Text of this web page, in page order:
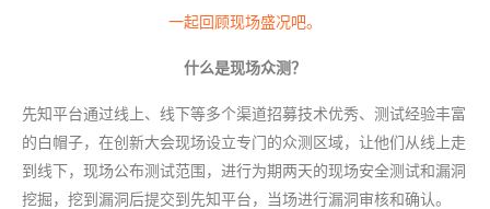
一起回顾现场盛况吧。
什么是现场众测？
先知平台通过线上、线下等多个渠道招募技术优秀、测试经验丰富
的白帽子，在创新大会现场设立专门的众测区域，让他们从线上走
到线下，现场公布测试范围，进行为期两天的现场安全测试和漏洞
挖掘，挖到漏洞后提交到先知平台，当场进行漏洞审核和确认。